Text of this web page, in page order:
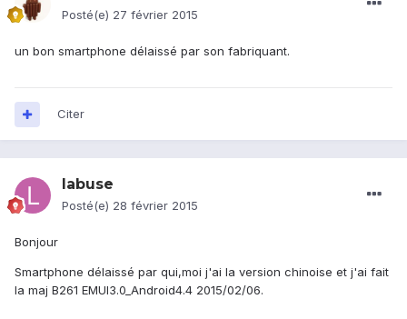
Posté(e) 27 février 2015
un bon smartphone délaissé par son fabriquant.
Citer
labuse
Posté(e) 28 février 2015
Bonjour
Smartphone délaissé par qui,moi j'ai la version chinoise et j'ai fait
la maj B261 EMUI3.0_Android4.4 2015/02/06.